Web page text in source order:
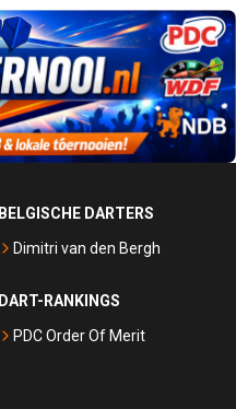
BELGISCHE DARTERS
Dimitri van den Bergh
DART-RANKINGS
PDC Order Of Merit